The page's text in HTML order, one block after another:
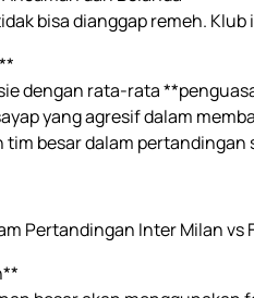
bisa dianggap remeh.
dengan rata-rata
yang agresif dalam
tim besar dalam pertandingan
Pertandingan Inter Milan vs